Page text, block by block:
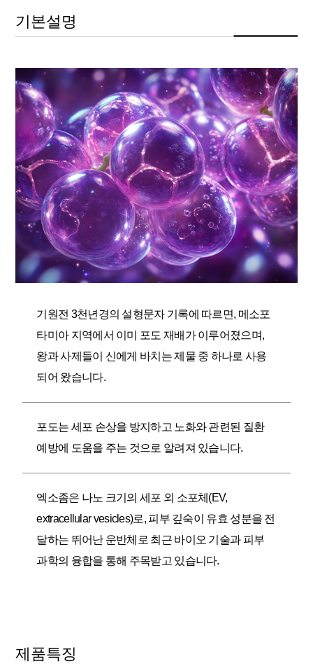
기본설명
기원전 3천년경의 설형문자 기록에 따르면, 메소포
타미아 지역에서 이미 포도 재배가 이루어졌으며,
왕과 사제들이 신에게 바치는 제물 중 하나로 사용
되어 왔습니다.
포도는 세포 손상을 방지하고 노화와 관련된 질환
예방에 도움을 주는 것으로 알려져 있습니다.
엑소좀은 나노 크기의 세포 외 소포체(EV,
extracellular vesicles)로, 피부 깊숙이 유효 성분을 전
달하는 뛰어난 운반체로 최근 바이오 기술과 피부
과학의 융합을 통해 주목받고 있습니다.
제품특징